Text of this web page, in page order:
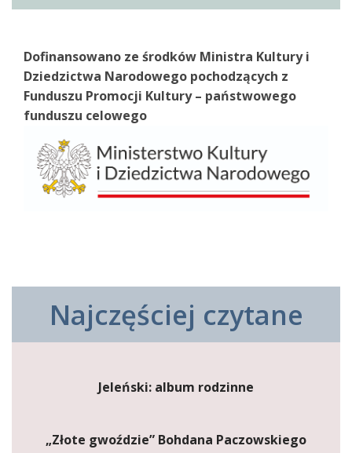
Dofinansowano ze środków Ministra Kultury i
Dziedzictwa Narodowego pochodzących z
Funduszu Promocji Kultury – państwowego
funduszu celowego
Najczęściej czytane
Jeleński: album rodzinne
„Złote gwoździe” Bohdana Paczowskiego